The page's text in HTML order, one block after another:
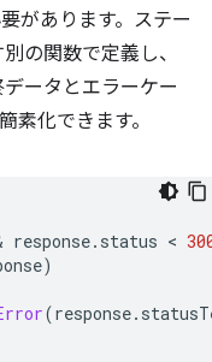
があります。ステー
の関数で定義し、
ータとエラーケー
素化できます。
response. status <
)
(response.